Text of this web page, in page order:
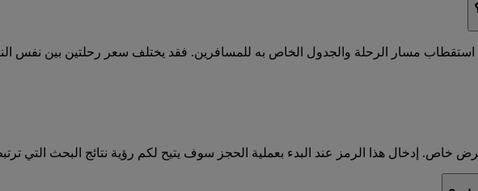
استقطاب مسار الرحلة والجدول الخاص به للمسافرين. فقد يختلف سعر رحلتين بين نفس
إدخال هذا الرمز عند البدء بعملية الحجز سوف يتيح لكم رؤية نتائج البحث التي